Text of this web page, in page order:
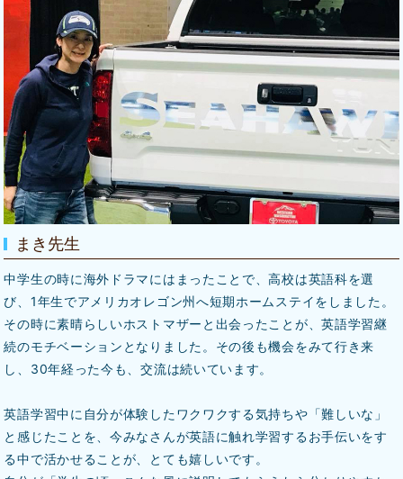
まき先生
中学生の時に海外ドラマにはまったことで、高校は英語科を選
び、1年生でアメリカオレゴン州へ短期ホームステイをしました。
その時に素晴らしいホストマザーと出会ったことが、英語学習継
続のモチベーションとなりました。その後も機会をみて行き来
し、30年経った今も、交流は続いています。
英語学習中に自分が体験したワクワクする気持ちや「難しいな」
と感じたことを、今みなさんが英語に触れ学習するお手伝いをす
る中で活かせることが、とても嬉しいです。